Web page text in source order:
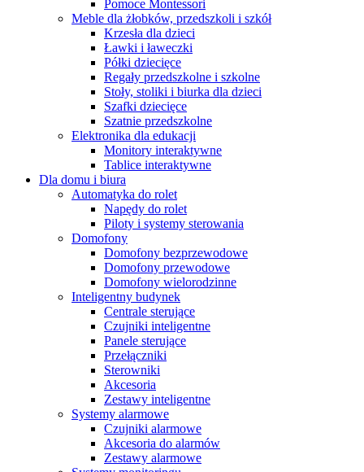
Pomoce Montessori
Meble dla żłobków, przedszkoli i szkół
Krzesła dla dzieci
Ławki i ławeczki
Półki dziecięce
Regały przedszkolne i szkolne
Stoły, stoliki i biurka dla dzieci
Szafki dziecięce
Szatnie przedszkolne
Elektronika dla edukacji
Monitory interaktywne
Tablice interaktywne
Dla domu i biura
Automatyka do rolet
Napędy do rolet
Piloty i systemy sterowania
Domofony
Domofony bezprzewodowe
Domofony przewodowe
Domofony wielorodzinne
Inteligentny budynek
Centrale sterujące
Czujniki inteligentne
Panele sterujące
Przełączniki
Sterowniki
Akcesoria
Zestawy inteligentne
Systemy alarmowe
Czujniki alarmowe
Akcesoria do alarmów
Zestawy alarmowe